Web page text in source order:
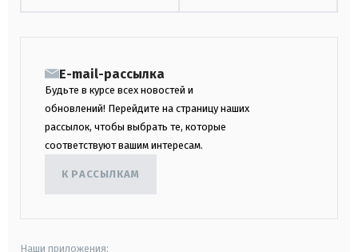
E-mail-рассылка
Будьте в курсе всех новостей и
обновлений! Перейдите на страницу наших
рассылок, чтобы выбрать те, которые
соответствуют вашим интересам.
К РАССЫЛКАМ
Наши приложения: